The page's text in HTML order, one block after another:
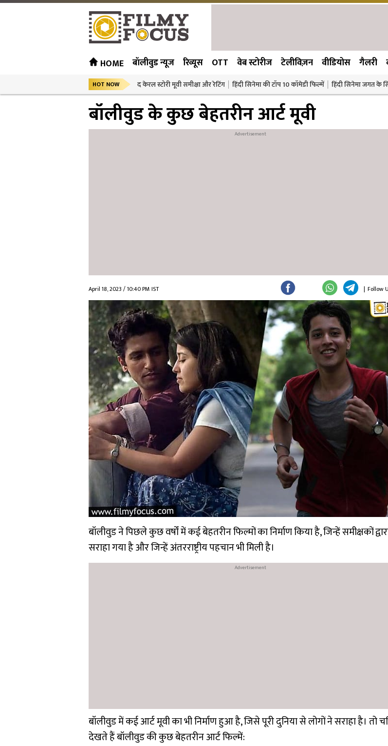
HOME बॉलीवुड न्यूज रिव्यूस OTT वेब स्टोरीज टेलीविज़न वीडियोस गैलरी
HOT NOW द केरल स्टोरी मूवी समीक्षा और रेटिंग हिंदी सिनेमा की टॉप 10 कॉमेडी फिल्में हिंदी सिनेमा जगत के
बॉलीवुड के कुछ बेहतरीन आर्ट मूवी
April 18, 2023 / 10:40 PM IST | Follow
बॉलीवुड ने पिछले कुछ वर्षों में कई बेहतरीन फिल्मों का निर्माण किया है, जिन्हें समीक्षकों
सराहा गया है और जिन्हें अंतरराष्ट्रीय पहचान भी मिली है।
बॉलीवुड में कई आर्ट मूवी का भी निर्माण हुआ है, जिसे पूरी दुनिया से लोगों ने सराहा है। तो
देखते हैं बॉलीवुड की कुछ बेहतरीन आर्ट फिल्में: